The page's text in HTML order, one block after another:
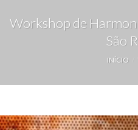
Workshop de
São
INÍCIO